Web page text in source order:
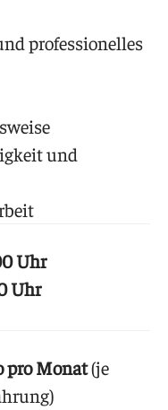
professionelles
und
Uhr
Uhr
pro Monat(je